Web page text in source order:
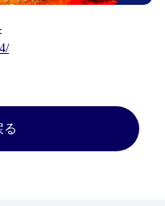
る